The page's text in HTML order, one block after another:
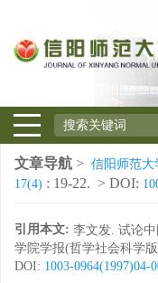
文章导航 > 信阳师范大
17(4) : 19-22. > DOI:
引用本文: 李文发. 试论
学院学报(哲学社会科学
DOI: 1003-0964(1997)04-